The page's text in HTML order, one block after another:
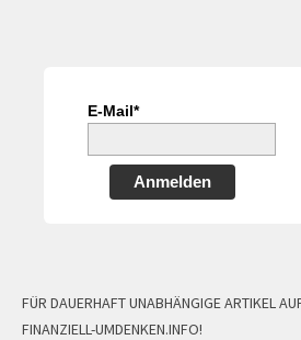
E-Mail*
Anmelden
FÜR DAUERHAFT UNABHÄNGIGE ARTIKEL
FINANZIELL-UMDENKEN.INFO!